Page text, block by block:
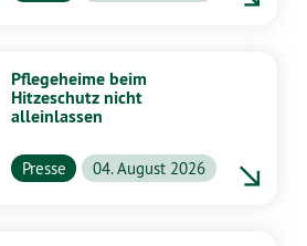
Pflegeheime beim
Hitzeschutz nicht
alleinlassen
Presse 04. August 2026